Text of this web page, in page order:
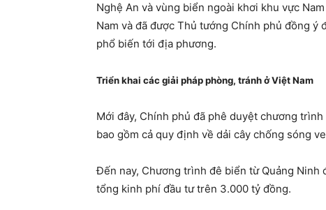
Nghệ An và vùng biển ngoài khơi khu vực
Nam và đã được Thủ tướng Chính phủ đồng
phổ biến tới địa phương.
Triển khai các giải pháp phòng, tránh ở Việt Nam
Mới đây, Chính phủ đã phê duyệt chương
bao gồm cả quy định về dải cây chống sóng
Đến nay, Chương trình đê biển từ Quảng Ninh
tổng kinh phí đầu tư trên 3.000 tỷ đồng.